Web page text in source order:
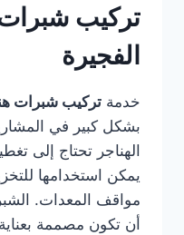
تركيب
الفجيرة
خدمة تركيب شبرات
بشكل كبير في
الهناجر تحتاج إلى
يمكن استخدامها
مواقف المعدات.
أن تكون مصممة